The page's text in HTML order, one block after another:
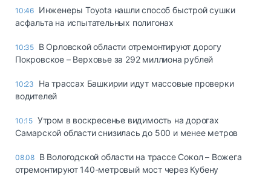
10:46 Инженеры Toyota нашли способ быстрой сушки
асфальта на испытательных полигонах
10:35 В Орловской области отремонтируют дорогу
Покровское – Верховье за 292 миллиона рублей
10:23
На трассах Башкирии идут массовые проверки
водителей
10:15 Утром в воскресенье видимость на дорогах
Самарской области снизилась до 500 и менее метров
08.08 В Вологодской области на трассе Сокол – Вожега
отремонтируют 140-метровый мост через Кубену